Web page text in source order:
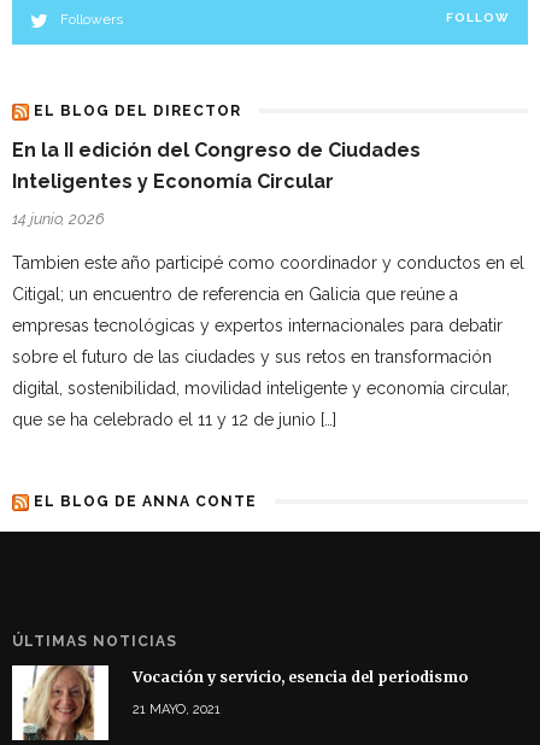
Followers FOLLOW
EL BLOG DEL DIRECTOR
En la II edición del Congreso de Ciudades
Inteligentes y Economía Circular
14 junio, 2026
Tambien este año participé como coordinador y conductos en el
Citigal; un encuentro de referencia en Galicia que reúne a
empresas tecnológicas y expertos internacionales para debatir
sobre el futuro de las ciudades y sus retos en transformación
digital, sostenibilidad, movilidad inteligente y economía circular,
que se ha celebrado el 11 y 12 de junio […]
EL BLOG DE ANNA CONTE
ÚLTIMAS NOTICIAS
Vocación y servicio, esencia del periodismo
21 MAYO, 2021